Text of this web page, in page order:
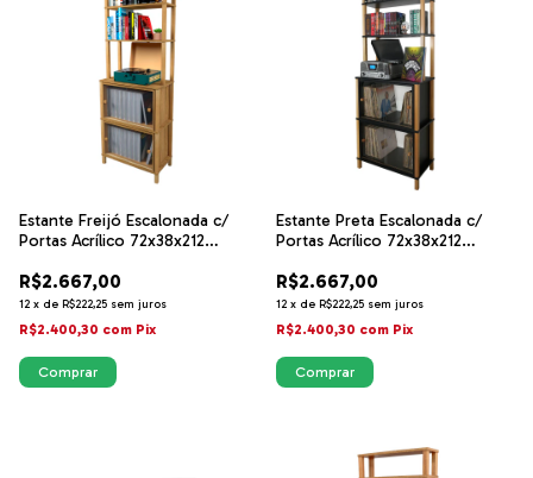
Estante Freijó Escalonada c/
Portas Acrílico 72x38x212
R$2.667,00
12 x de R$222,25 sem juros
R$2.400,30 com Pix
Estante Preta Escalonada c/
Portas Acrílico 72x38x212
R$2.667,00
12 x de R$222,25 sem juros
R$2.400,30 com Pix